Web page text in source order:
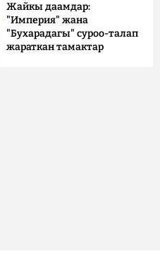
Жайкы даамдар:
"Империя" жана
"Бухарадагы" суроо-талап
жараткан тамактар